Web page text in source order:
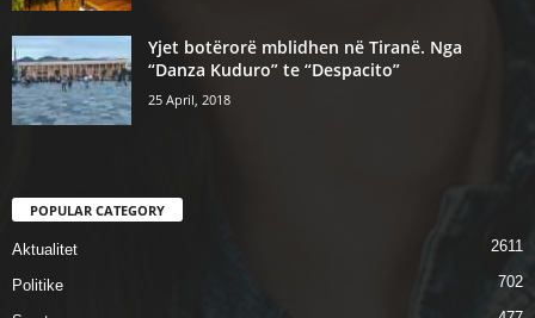
Yjet botërorë mblidhen në Tiranë. Nga
“Danza Kuduro” te “Despacito”
25 April, 2018
POPULAR CATEGORY
Aktualitet 2611
Politike 702